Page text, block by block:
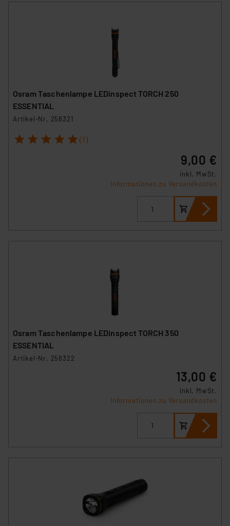
Osram Taschenlampe LEDinspect TORCH 250
ESSENTIAL
Artikel-Nr. 258321
1 2 3 4 5 (1)
9,00 €
inkl. MwSt.
Informationen zu Versandkosten
Osram Taschenlampe LEDinspect TORCH 350
ESSENTIAL
Artikel-Nr. 258322
13,00 €
inkl. MwSt.
Informationen zu Versandkosten